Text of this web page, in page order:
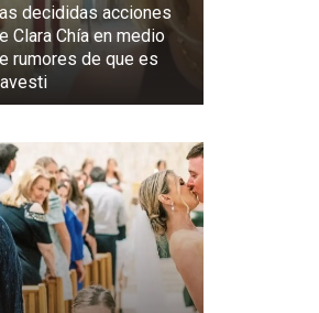
decididas acciones
Clara Chía en medio
rumores de que es